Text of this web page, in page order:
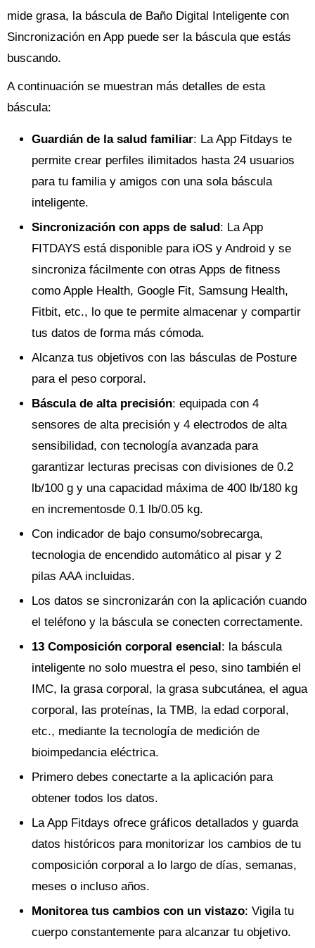
mide grasa, la báscula de Baño Digital Inteligente con
Sincronización en App puede ser la báscula que estás
buscando.
A continuación se muestran más detalles de esta
báscula:
Guardián de la salud familiar: La App Fitdays te
permite crear perfiles ilimitados hasta 24 usuarios
para tu familia y amigos con una sola báscula
inteligente.
Sincronización con apps de salud: La App
FITDAYS está disponible para iOS y Android y se
sincroniza fácilmente con otras Apps de fitness
como Apple Health, Google Fit, Samsung Health,
Fitbit, etc., lo que te permite almacenar y compartir
tus datos de forma más cómoda.
Alcanza tus objetivos con las básculas de Posture
para el peso corporal.
Báscula de alta precisión: equipada con 4
sensores de alta precisión y 4 electrodos de alta
sensibilidad, con tecnología avanzada para
garantizar lecturas precisas con divisiones de 0.2
lb/100 g y una capacidad máxima de 400 lb/180 kg
en incrementosde 0.1 lb/0.05 kg.
Con indicador de bajo consumo/sobrecarga,
tecnologia de encendido automático al pisar y 2
pilas AAA incluidas.
Los datos se sincronizarán con la aplicación cuando
el teléfono y la báscula se conecten correctamente.
13 Composición corporal esencial: la báscula
inteligente no solo muestra el peso, sino también el
IMC, la grasa corporal, la grasa subcutánea, el agua
corporal, las proteínas, la TMB, la edad corporal,
etc., mediante la tecnología de medición de
bioimpedancia eléctrica.
Primero debes conectarte a la aplicación para
obtener todos los datos.
La App Fitdays ofrece gráficos detallados y guarda
datos históricos para monitorizar los cambios de tu
composición corporal a lo largo de días, semanas,
meses o incluso años.
Monitorea tus cambios con un vistazo: Vigila tu
cuerpo constantemente para alcanzar tu objetivo.